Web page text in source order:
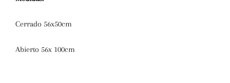
Cerrado 56x50cm
Abierto 56x 100cm